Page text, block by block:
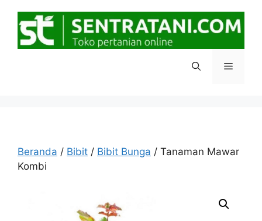
Menu
Beranda / Bibit / Bibit Bunga / Tanaman Mawar
Kombi